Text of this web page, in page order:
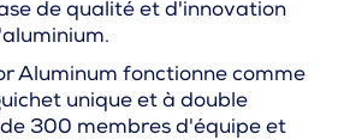
de qualité et d'innovation
Aluminum fonctionne comme
unique et à double
300 membres d'équipe et